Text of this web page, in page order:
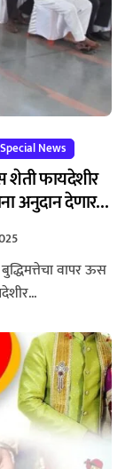
Special News
शेती फायदेशीर
अनुदान देणार :
AI Technology
Naik